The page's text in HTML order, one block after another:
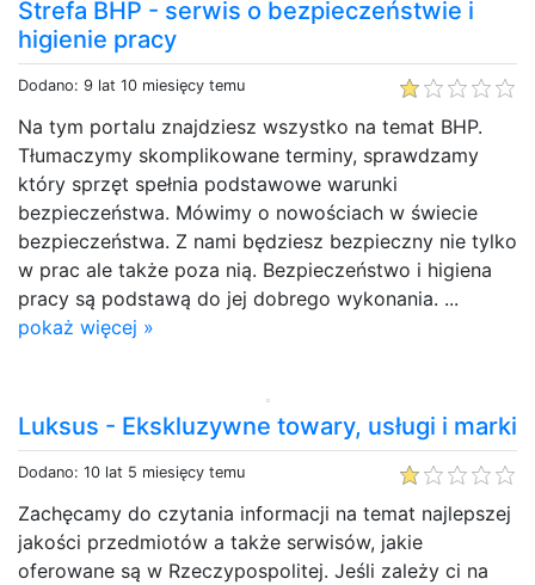
Strefa BHP - serwis o bezpieczeństwie i
higienie pracy
Dodano: 9 lat 10 miesięcy temu
Na tym portalu znajdziesz wszystko na temat BHP.
Tłumaczymy skomplikowane terminy, sprawdzamy
który sprzęt spełnia podstawowe warunki
bezpieczeństwa. Mówimy o nowościach w świecie
bezpieczeństwa. Z nami będziesz bezpieczny nie tylko
w prac ale także poza nią. Bezpieczeństwo i higiena
pracy są podstawą do jej dobrego wykonania. ...
pokaż więcej »
Luksus - Ekskluzywne towary, usługi i marki
Dodano: 10 lat 5 miesięcy temu
Zachęcamy do czytania informacji na temat najlepszej
jakości przedmiotów a także serwisów, jakie
oferowane są w Rzeczypospolitej. Jeśli zależy ci na